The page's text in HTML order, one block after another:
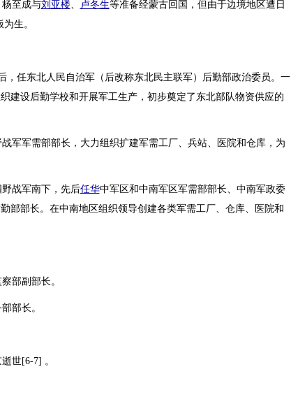
至成与刘亚楼、 卢冬生等准备经蒙古回国，但由于边境地区遭日
生。
，任东北人民自治军（后改称东北民主联军）后勤部政治委员。一
建设后勤学校和开展军工生产，初步奠定了东北部队物资供应的
军军需部部长，大力组织扩建军需工厂、兵站、医院和仓库，为
战军南下，先后任华中军区和中南军区军需部部长、中南军政委
部部长。在中南地区组织领导创建各类军需工厂、仓库、医院和
部副部长。
部长。
世[6-7] 。